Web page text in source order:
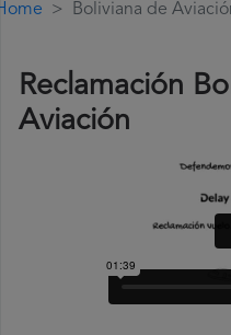
Boliviana de
Reclamación
Aviación